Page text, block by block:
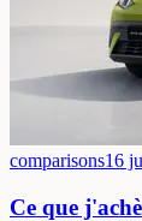
comparisons16
Ce que